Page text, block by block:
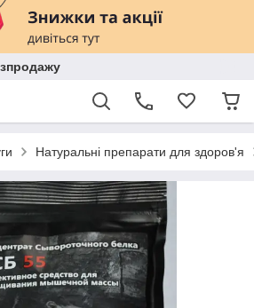
Натуральні препарати для здоров'я